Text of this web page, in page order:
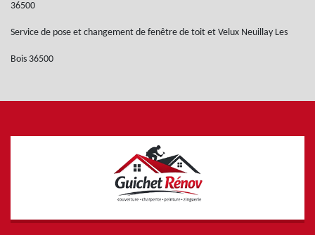
36500
Service de pose et changement de fenêtre de toit et Velux Neuillay Les
Bois 36500